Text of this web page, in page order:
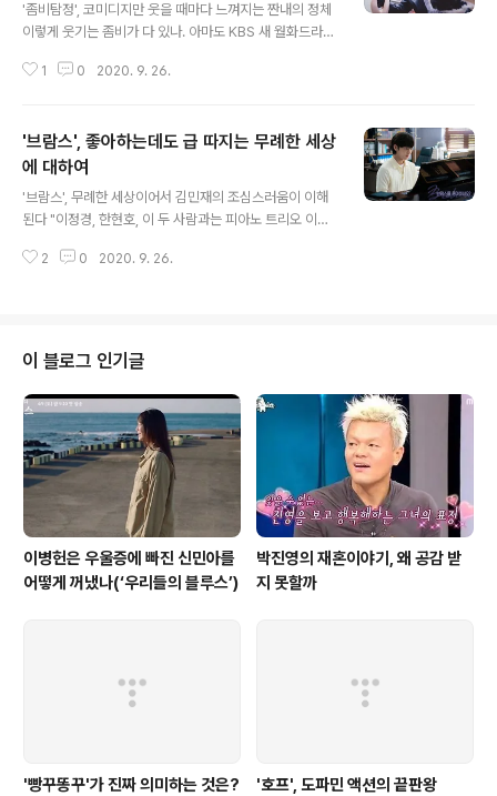
'좀비탐정', 코미디지만 웃을 때마다 느껴지는 짠내의 정체
이렇게 웃기는 좀비가 다 있나. 아마도 KBS 새 월화드라마
에 적이 당황스러웠을 지도 모르겠다. 이른바 K-좀비라는
다. 어떻게 누군가에 의해 죽게 됐는지도 알 수 없는 상태에
서 깨어난 좀비는 이나 그리고 등에 등장하는 좀비들처럼
활기차지가(?) 않다. 빨리 가려고 해도 느릿느릿 몸이 굼뜨
고, 돌을 던지려 해도 힘이 없다. 배가 너무나 고파 결국 혼
절하는 상황에 이르러야 눈이 빨개지고 깨어나 보면 자신
도 모르게 죽어있는 동물들을 발견한다. 이러니 요즘 좀비
1 0 2020. 9. 26.
'브람스', 좋아하는데도 급 따지는 무례한 세상
에 대하여
'브람스', 무례한 세상이어서 김민재의 조심스러움이 이해
된다 "이정경, 한현호, 이 두 사람과는 피아노 트리오 이제
득 될 게 없는 조합입니다. 뭐 다이렉트로 말씀드리자면 준
오랜 친구라는 사실을 알면서도 '급'을 이야기한다. SBS
월화드라마 에는 세상을 급으로 나누고 성적순으로 세워놓
고 이른바 '낮은 급'의 사람들에게 무례한 박성재 같은 이들
이 등장한다. 모두가 그런 건 아니지만 이 성과 중심으로 세
상을 바라보는 어른들 때문에 고통 받는 건 다름 아닌 청춘
들이다. 이제는 퇴물에 ..
2 0 2020. 9. 26.
이 블로그 인기글
이병헌은 우울증에 빠진 신민아를
어떻게 꺼냈나(‘우리들의 블루스’)
박진영의 재혼이야기, 왜 공감 받
지 못할까
'빵꾸똥꾸'가 진짜 의미하는 것은? '호프', 도파민 액션의 끝판왕